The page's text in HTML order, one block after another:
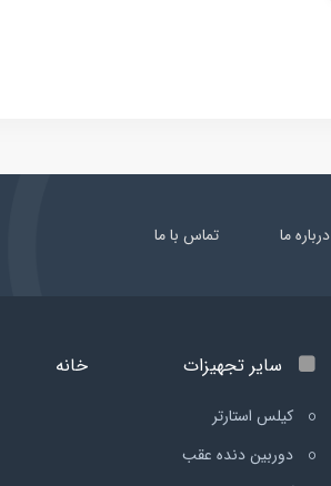
درباره ما تماس با ما
سایر تجهیزات
کیلس استارتر
دوربین دنده عقب
خانه